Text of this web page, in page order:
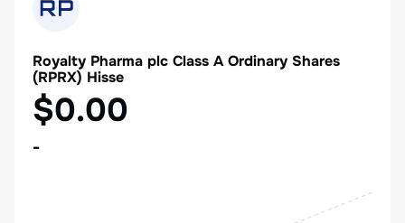
Royalty Pharma plc Class A Ordinary Shares
(RPRX) Hisse
$0.00
-